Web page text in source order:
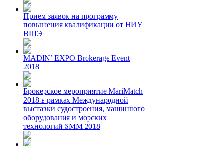
Прием заявок на программу
повышения квалификации от НИУ
ВШЭ
MADIN’ EXPO Brokerage Event
2018
Брокерское мероприятие MariMatch
2018 в рамках Международной
выставки судостроения, машинного
оборудования и морских
технологий SMM 2018